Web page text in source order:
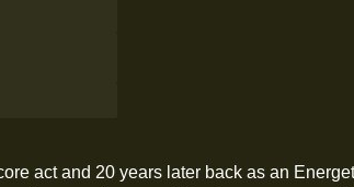
act and 20 years later back as an